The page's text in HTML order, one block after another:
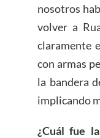
nosotros
volver a
claramente
con armas
la bandera
implicando
¿Cuál fue